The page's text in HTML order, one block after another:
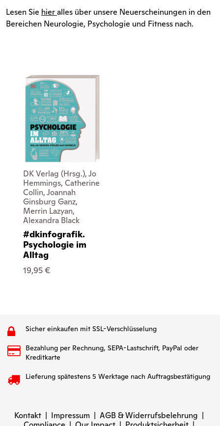
Lesen Sie hieralles über unsere Neuerscheinungen in den
Bereichen Neurologie, Psychologie und Fitness nach.
DK Verlag (Hrsg.), Jo
Hemmings, Catherine
Collin, Joannah
Ginsburg Ganz,
Merrin Lazyan,
Alexandra Black
#dkinfografik.
Psychologie im
Alltag
19,95 €
Sicher einkaufen mit SSL-Verschlüsselung
Bezahlung per Rechnung, SEPA-Lastschrift, PayPal oder
Kreditkarte
Lieferung spätestens 5 Werktage nach Auftragsbestätigung
Kontakt | Impressum | AGB & Widerrufsbelehrung |